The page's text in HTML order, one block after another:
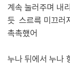
계속 눌러주며 내
듯 스르륵 미끄러
촉촉했어
누나 뒤에서 누나